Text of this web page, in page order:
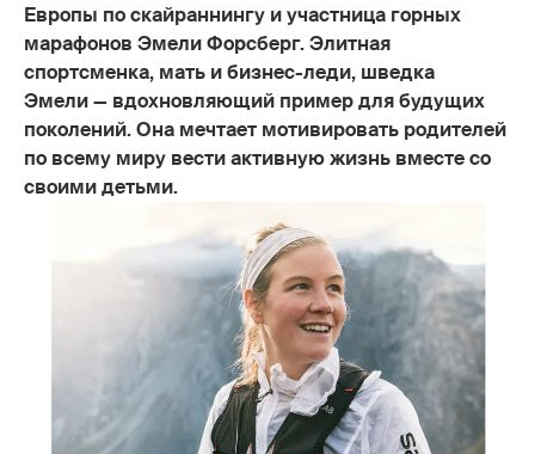
Европы по скайраннингу и участница горных
марафонов Эмели Форсберг. Элитная
спортсменка, мать и бизнес-леди, шведка
Эмели — вдохновляющий пример для будущих
поколений. Она мечтает мотивировать родителей
по всему миру вести активную жизнь вместе со
своими детьми.